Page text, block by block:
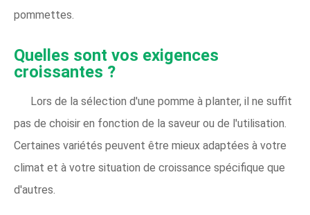
pommettes.
Quelles sont vos exigences
croissantes ?
Lors de la sélection d'une pomme à planter, il ne suffit
pas de choisir en fonction de la saveur ou de l'utilisation.
Certaines variétés peuvent être mieux adaptées à votre
climat et à votre situation de croissance spécifique que
d'autres.